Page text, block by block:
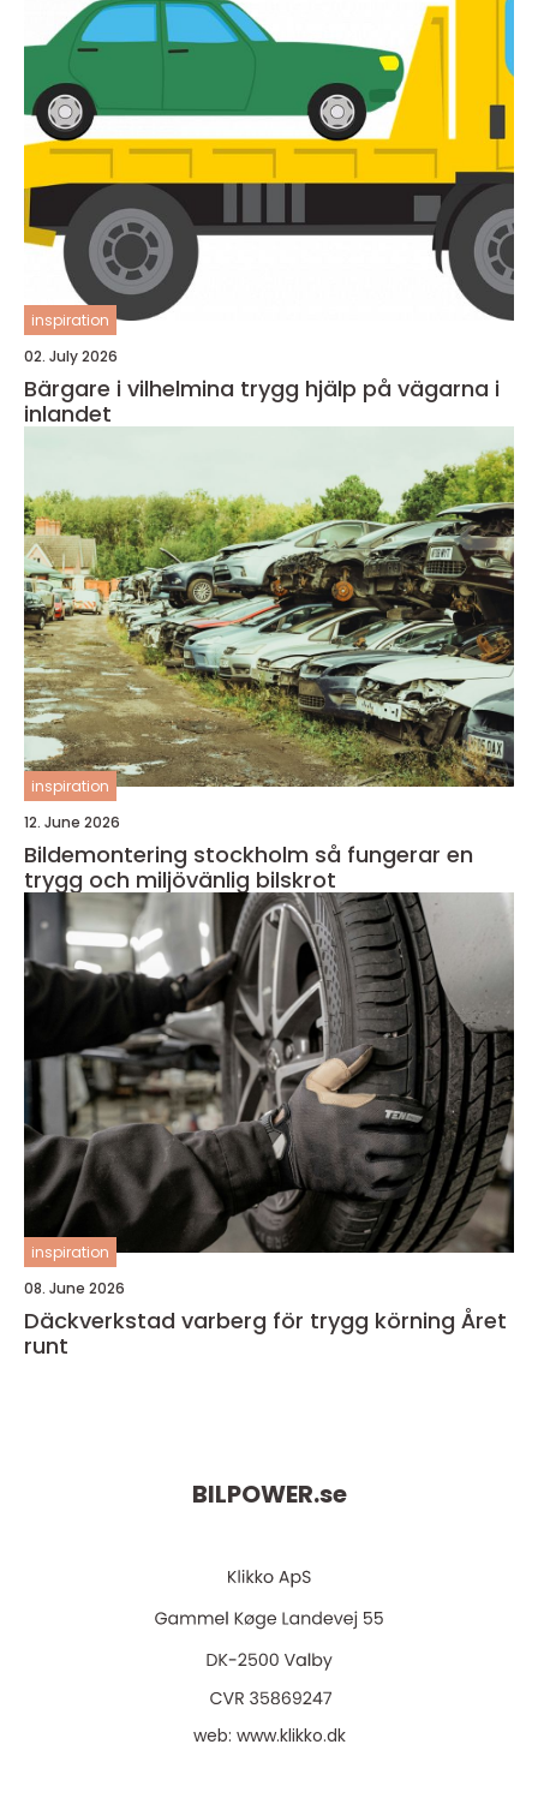
inspiration
02. July 2026
Bärgare i vilhelmina trygg hjälp på vägarna i
inlandet
inspiration
12. June 2026
Bildemontering stockholm så fungerar en
trygg och miljövänlig bilskrot
inspiration
08. June 2026
Däckverkstad varberg för trygg körning Året
runt
BILPOWER.se
web: www.klikko.dk